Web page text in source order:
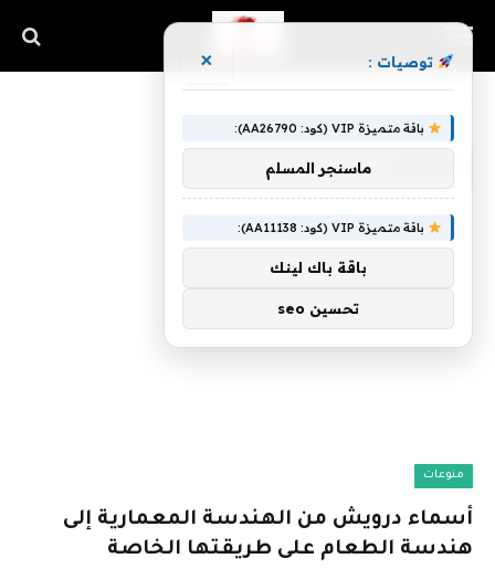
منوعات
أسماء درويش من الهندسة المعمارية إلى
هندسة الطعام على طريقتها الخاصة
توصيات : ×
باقة متميزة VIP (كود: AA26790):
ماسنجر المسلم
باقة متميزة VIP (كود: AA11138):
باقة باك لينك
تحسين seo